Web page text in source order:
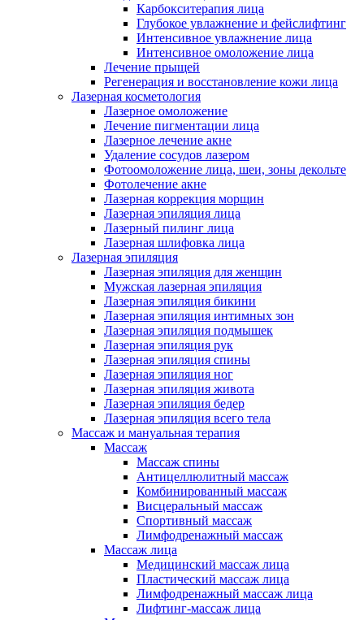
Карбокситерапия лица
Глубокое увлажнение и фейслифтинг
Интенсивное увлажнение лица
Интенсивное омоложение лица
Лечение прыщей
Регенерация и восстановление кожи лица
Лазерная косметология
Лазерное омоложение
Лечение пигментации лица
Лазерное лечение акне
Удаление сосудов лазером
Фотоомоложение лица, шеи, зоны декольте
Фотолечение акне
Лазерная коррекция морщин
Лазерная эпиляция лица
Лазерный пилинг лица
Лазерная шлифовка лица
Лазерная эпиляция
Лазерная эпиляция для женщин
Мужская лазерная эпиляция
Лазерная эпиляция бикини
Лазерная эпиляция интимных зон
Лазерная эпиляция подмышек
Лазерная эпиляция рук
Лазерная эпиляция спины
Лазерная эпиляция ног
Лазерная эпиляция живота
Лазерная эпиляция бедер
Лазерная эпиляция всего тела
Массаж и мануальная терапия
Массаж
Массаж спины
Антицеллюлитный массаж
Комбинированный массаж
Висцеральный массаж
Спортивный массаж
Лимфодренажный массаж
Массаж лица
Медицинский массаж лица
Пластический массаж лица
Лимфодренажный массаж лица
Лифтинг-массаж лица